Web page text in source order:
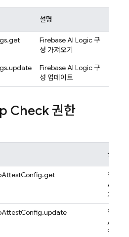
설명
Firebase AI Logic구
성 가져오기
Firebase AI Logic구
성 업데이트
Check권한
설명
앱의
Attest
가져옵
앱의
Attest
업데이